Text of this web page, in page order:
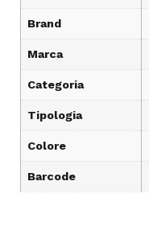
Brand
Marca
Categoria
Tipologia
Colore
Barcode